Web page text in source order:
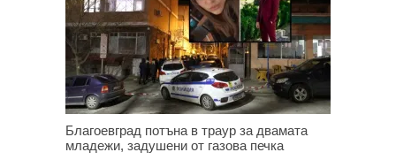
Благоевград потъна в траур за двамата
младежи, задушени от газова печка